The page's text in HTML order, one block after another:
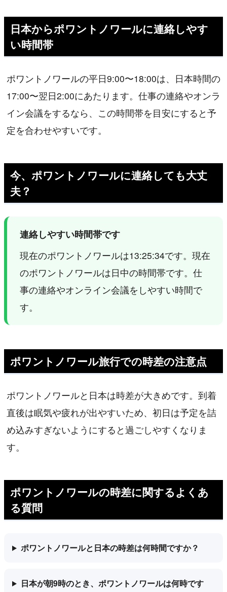
日本からポワントノワールに連絡しやす
い時間帯
ポワントノワールの平日9:00〜18:00は、日本時間の
17:00〜翌日2:00にあたります。仕事の連絡やオンラ
イン会議をするなら、この時間帯を目安にすると予
定を合わせやすいです。
今、ポワントノワールに連絡しても大丈
夫？
連絡しやすい時間帯です
現在のポワントノワールは13:25:34です。現在
のポワントノワールは日中の時間帯です。仕
事の連絡やオンライン会議をしやすい時間で
す。
ポワントノワール旅行での時差の注意点
ポワントノワールと日本は時差が大きめです。到着
直後は眠気や疲れが出やすいため、初日は予定を詰
め込みすぎないようにすると過ごしやすくなりま
す。
ポワントノワールの時差に関するよくあ
る質問
ポワントノワールと日本の時差は何時間ですか？
日本が朝9時のとき、ポワントノワールは何時です